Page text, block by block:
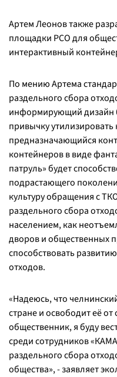
Артем Леонов также
площадки РСО для
интерактивный
По мению Артема
раздельного сбора
информирующий дизайн
привычку
предназначающийся
контейнеров в виде
патруль» будет
подрастающего
культуру обращения с
раздельного сбора
населением, как
дворов и общественных
способствовать
отходов.
«Надеюсь, что
стране и освободит её
общественник, я буду
среди сотрудников
раздельного сбора
общества», - заявляет